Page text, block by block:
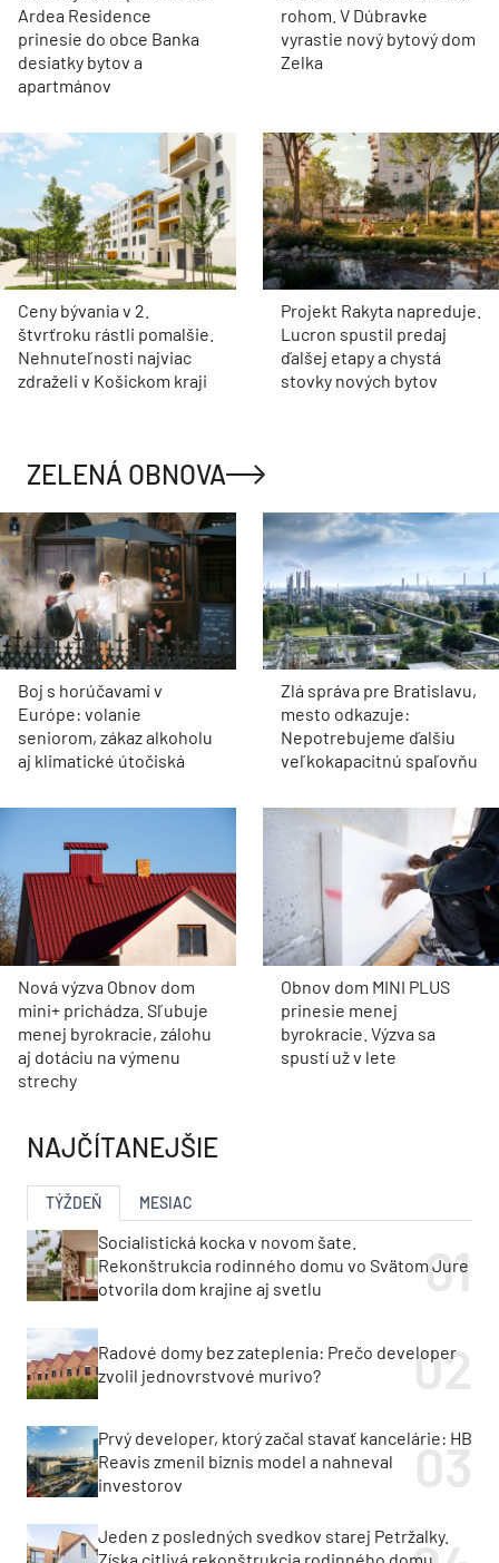
Ardea Residence
prinesie do obce Banka
desiatky bytov a
apartmánov
rohom. V Dúbravke
vyrastie nový bytový dom
Zelka
Ceny bývania v 2.
štvrťroku rástli pomalšie.
Nehnuteľnosti najviac
zdraželi v Košickom kraji
Projekt Rakyta napreduje.
Lucron spustil predaj
ďalšej etapy a chystá
stovky nových bytov
ZELENÁ OBNOVA
Boj s horúčavami v
Európe: volanie
seniorom, zákaz alkoholu
aj klimatické útočiská
Zlá správa pre Bratislavu,
mesto odkazuje:
Nepotrebujeme ďalšiu
veľkokapacitnú spaľovňu
Nová výzva Obnov dom
mini+ prichádza. Sľubuje
menej byrokracie, zálohu
aj dotáciu na výmenu
strechy
Obnov dom MINI PLUS
prinesie menej
byrokracie. Výzva sa
spustí už v lete
NAJČÍTANEJŠIE
TÝŽDEŇ MESIAC
Socialistická kocka v novom šate.
Rekonštrukcia rodinného domu vo Svätom Jure
otvorila dom krajine aj svetlu
Radové domy bez zateplenia: Prečo developer
zvolil jednovrstvové murivo?
Prvý developer, ktorý začal stavať kancelárie: HB
Reavis zmenil biznis model a nahneval
investorov
Jeden z posledných svedkov starej Petržalky.